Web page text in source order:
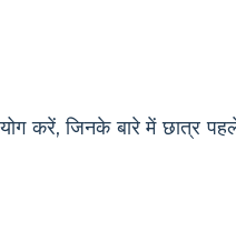
करें, जिनके बारे में छात्र